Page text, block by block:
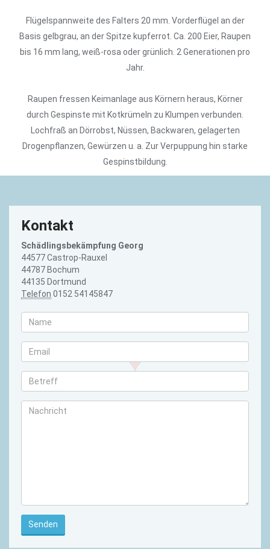
Flügelspannweite des Falters 20 mm. Vorderflügel an der
Basis gelbgrau, an der Spitze kupferrot. Ca. 200 Eier, Raupen
bis 16 mm lang, weiß-rosa oder grünlich. 2 Generationen pro
Jahr.
Raupen fressen Keimanlage aus Körnern heraus, Körner
durch Gespinste mit Kotkrümeln zu Klumpen verbunden.
Lochfraß an Dörrobst, Nüssen, Backwaren, gelagerten
Drogenpflanzen, Gewürzen u. a. Zur Verpuppung hin starke
Gespinstbildung.
Kontakt
Schädlingsbekämpfung Georg
44577 Castrop-Rauxel
44787 Bochum
44135 Dortmund
Telefon 0152 54145847
Senden